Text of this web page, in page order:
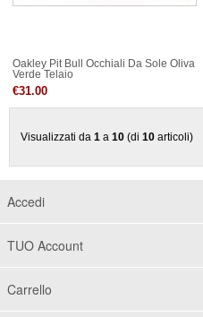
Oakley Pit Bull Occhiali Da Sole Oliva
Verde Telaio
€31.00
Visualizzati da 1 a 10 (di 10 articoli)
Accedi
TUO Account
Carrello